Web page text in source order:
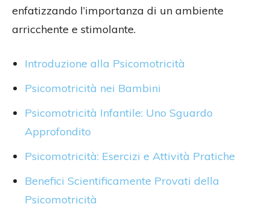
enfatizzando l’importanza di un ambiente
arricchente e stimolante.
Introduzione alla Psicomotricità
Psicomotricità nei Bambini
Psicomotricità Infantile: Uno Sguardo
Approfondito
Psicomotricità: Esercizi e Attività Pratiche
Benefici Scientificamente Provati della
Psicomotricità